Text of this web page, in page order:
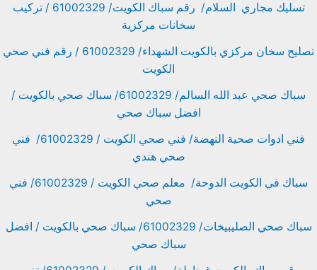
تسليك مجاري السلام/ رقم سباك الكويت/ 61002329 / تركيب
سخانات مركزية
تصليح سخان مركزي بالكويت الشهداء/ 61002329 / رقم فني صحي
الكويت
سباك صحي عبد الله السالم/ 61002329/ سباك صحي بالكويت /
افضل سباك صحي
فني ادوات صحية النهضة/ فني صحي الكويت / 61002329/ فني
صحي هندي
سباك في الكويت الدوحة/ معلم صحي الكويت / 61002329/ فني
صحي
سباك صحي الصليبيخات/ 61002329/ سباك صحي بالكويت / افضل
سباك صحي